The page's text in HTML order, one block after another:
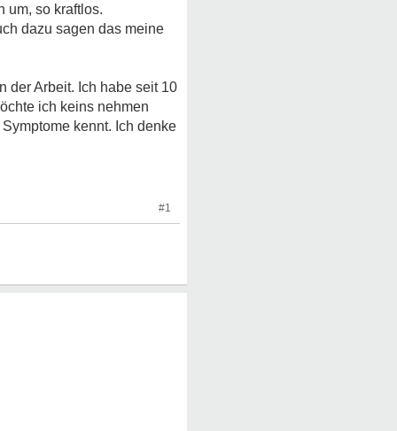
um, so kraftlos.
dazu sagen das meine
der Arbeit. Ich habe seit 10
ich keins nehmen
kennt. Ich denke
#1